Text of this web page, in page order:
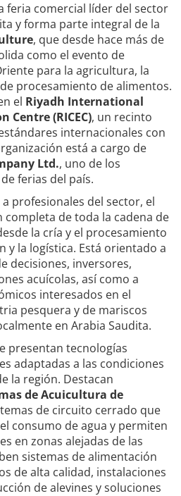
feria comercial líder del sector
y forma parte integral de la
, que desde hace más de
como el evento de
para la agricultura, la
procesamiento de alimentos.
el Riyadh International
Centre (RICEC), un recinto
internacionales con
está a cargo de
Ltd., uno de los
ferias del país.
profesionales del sector, el
completa de toda la cadena de
la cría y el procesamiento
y la logística. Está orientado a
decisiones, inversores,
acuícolas, así como a
interesados en el
pesquera y de mariscos
en Arabia Saudita.
presentan tecnologías
adaptadas a las condiciones
la región. Destacan
de Acuicultura de
de circuito cerrado que
consumo de agua y permiten
en zonas alejadas de las
sistemas de alimentación
de alta calidad, instalaciones
de alevines y soluciones